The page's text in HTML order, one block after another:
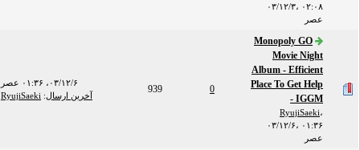
۰۳/۱۲/۳، ۰۲:۰۸
عصر
Monopoly GO
Movie Night
Album - Efficient
Place To Get Help
- IGGM
RyujiSaeki
۰۳/۱۲/۶، ۰۱:۳۶
عصر
939
۰۳/۱۲/۶، ۰۱:۳۶ عصر
آخرین ارسال:
RyujiSaeki